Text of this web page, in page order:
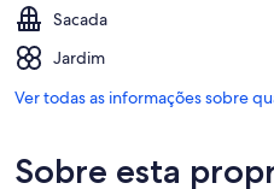
Sacada
Jardim
Ver todas as informações sobre
Sobre esta